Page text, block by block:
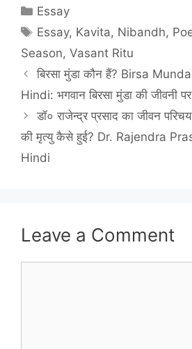
Categories
Essay
Tags
Essay, Kavita, Nibandh,
Season, Vasant Ritu
बिरसा मुंडा कौन हैं? Birsa
Hindi: भगवान बिरसा मुंडा की जीवनी
डॉ० राजेन्द्र प्रसाद का जीवन
की मृत्यु कैसे हुई? Dr. Rajendra
Hindi
Leave a Comment